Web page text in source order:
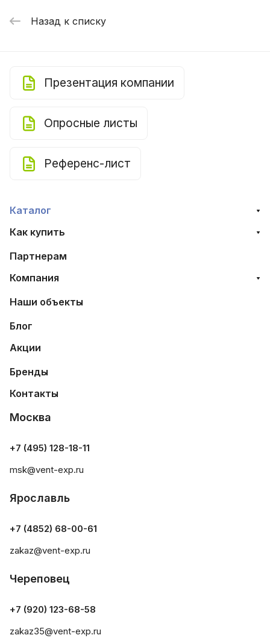
Назад к списку
Презентация компании
Опросные листы
Референс-лист
Каталог
Как купить
Партнерам
Компания
Наши объекты
Блог
Акции
Бренды
Контакты
Москва
+7 (495) 128-18-11
msk@vent-exp.ru
Ярославль
+7 (4852) 68-00-61
zakaz@vent-exp.ru
Череповец
+7 (920) 123-68-58
zakaz35@vent-exp.ru